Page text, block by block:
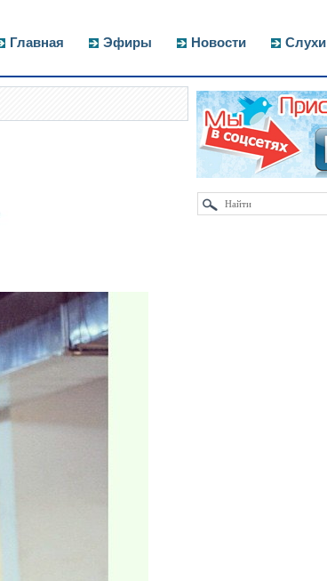
Главная Эфиры Новости Слухи